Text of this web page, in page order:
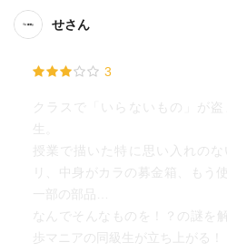
せさん
3
クラスで「いらないもの」が
生。
授業で描いた特に思い入れの
リ、中身がカラの募金箱、もう
一部の部品…
なんでそんなものを！？の謎を
歩マニアの同級生が立ち上がる！